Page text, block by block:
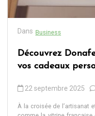
Dans Business
Découvrez
vos cadeaux
22 septembre 2025
À la croisée de l’artisanat